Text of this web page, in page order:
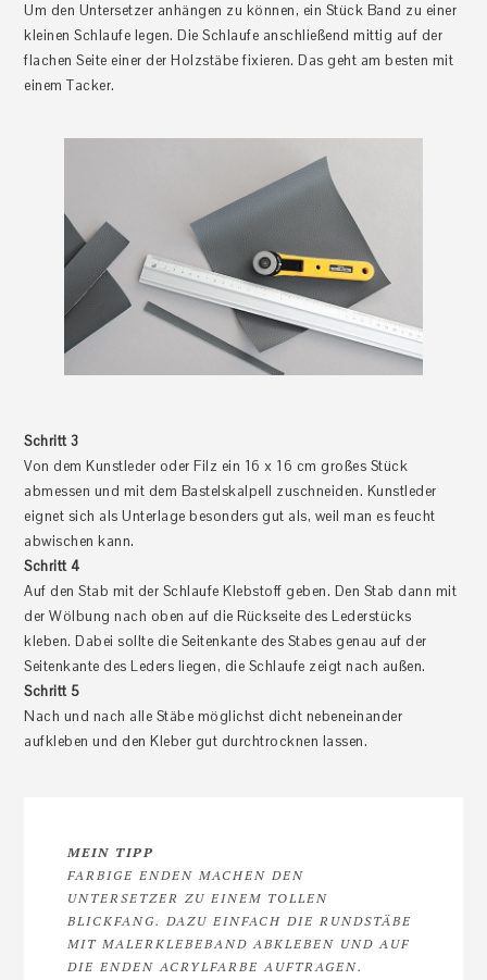
Um den Untersetzer anhängen zu können, ein Stück Band zu einer
kleinen Schlaufe legen. Die Schlaufe anschließend mittig auf der
flachen Seite einer der Holzstäbe fixieren. Das geht am besten mit
einem Tacker.
Schritt 3
Von dem Kunstleder oder Filz ein 16 x 16 cm großes Stück
abmessen und mit dem Bastelskalpell zuschneiden. Kunstleder
eignet sich als Unterlage besonders gut als, weil man es feucht
abwischen kann.
Schritt 4
Auf den Stab mit der Schlaufe Klebstoff geben. Den Stab dann mit
der Wölbung nach oben auf die Rückseite des Lederstücks
kleben. Dabei sollte die Seitenkante des Stabes genau auf der
Seitenkante des Leders liegen, die Schlaufe zeigt nach außen.
Schritt 5
Nach und nach alle Stäbe möglichst dicht nebeneinander
aufkleben und den Kleber gut durchtrocknen lassen.
MEIN TIPP
FARBIGE ENDEN MACHEN DEN
UNTERSETZER ZU EINEM TOLLEN
BLICKFANG. DAZU EINFACH DIE RUNDSTÄBE
MIT MALERKLEBEBAND ABKLEBEN UND AUF
DIE ENDEN ACRYLFARBE AUFTRAGEN.